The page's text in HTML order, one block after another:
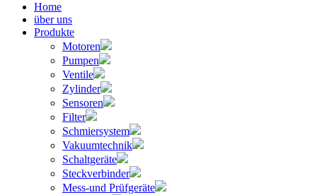
Home
über uns
Produkte
Motoren
Pumpen
Ventile
Zylinder
Sensoren
Filter
Schmiersystem
Vakuumtechnik
Schaltgeräte
Steckverbinder
Mess-und Prüfgeräte